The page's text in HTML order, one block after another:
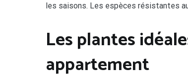
les saisons. Les espèces résistantes
Les plantes
appartement